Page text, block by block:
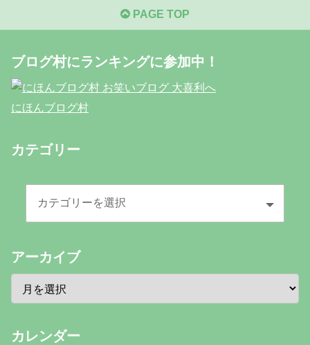
PAGE TOP
ブログ村にランキングに参加中！
にほんブログ村
カテゴリー
アーカイブ
カレンダー